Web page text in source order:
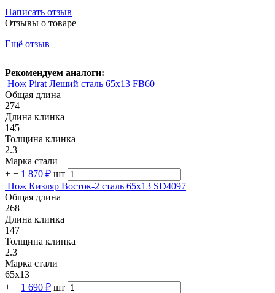
Написать отзыв
Отзывы о товаре
Ещё отзыв
Рекомендуем аналоги:
Нож Pirat Леший сталь 65х13 FB60
Общая длина
274
Длина клинка
145
Толщина клинка
2.3
Марка стали
+ − 1 870 ₽ шт
Нож Кизляр Восток-2 сталь 65х13 SD4097
Общая длина
268
Длина клинка
147
Толщина клинка
2.3
Марка стали
65х13
+ − 1 690 ₽ шт